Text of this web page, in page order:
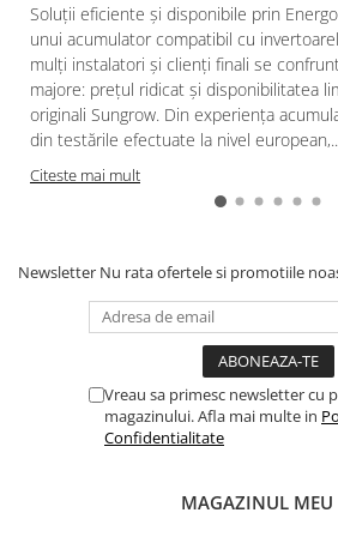
Soluții eficiente și disponibile prin
unui acumulator compatibil cu
mulți instalatori și clienți finali se
majore: prețul ridicat și disponibilitatea
originali Sungrow. Din experiența
din testările efectuate la nivel
Citeste mai mult
Newsletter Nu rata ofertele si promotiile
Vreau sa primesc newsletter cu
magazinului. Afla mai multe in
Confidentialitate
MAGAZINUL MEU